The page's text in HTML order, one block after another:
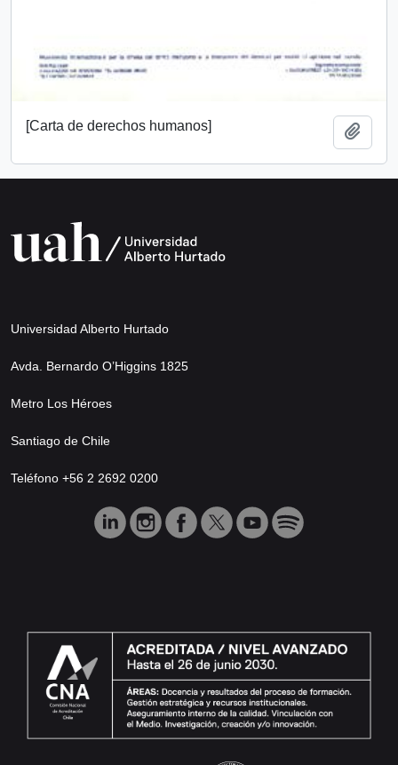
[Carta de derechos humanos]
Universidad Alberto Hurtado
Avda. Bernardo O’Higgins 1825
Metro Los Héroes
Santiago de Chile
Teléfono +56 2 2692 0200